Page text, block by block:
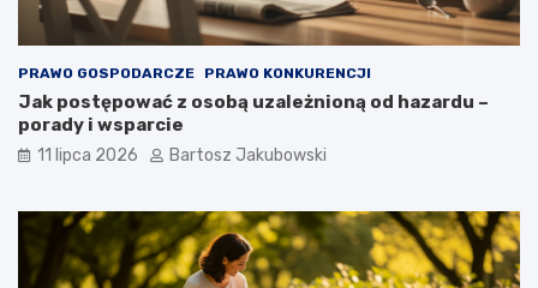
PRAWO GOSPODARCZE PRAWO KONKURENCJI
Jak postępować z osobą uzależnioną od hazardu –
porady i wsparcie
11 lipca 2026 Bartosz Jakubowski